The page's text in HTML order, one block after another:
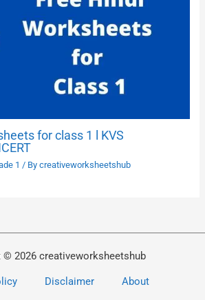
for class 1 l KVS
1 / Bycreativeworksheetshub
© 2026 creativeworksheetshub
Disclaimer About